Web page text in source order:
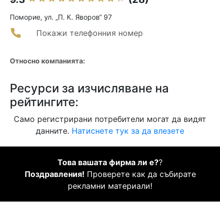
Поморие, ул. „П. К. Яворов“ 97
Покажи телефонния номер
Относно компанията:
Ресурси за изчисляване на
рейтингите:
Само регистрирани потребители могат да видят
данните. Натиснете тук за да влезете
Това вашата фирма ли е??
Поздравления! Проверете как да събирате
рекламни материали!